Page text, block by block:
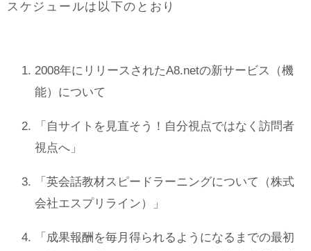
スケジュールは以下のとおり
2008年にリリースされたA8.netの新サービス（機
能）について
「自サイトを見直そう！自分視点ではなく訪問者
視点へ」
「英会話教材スピードラーニングについて（株式
会社エスプリライン）」
「成果報酬を毎月得られるようになるまでの最初